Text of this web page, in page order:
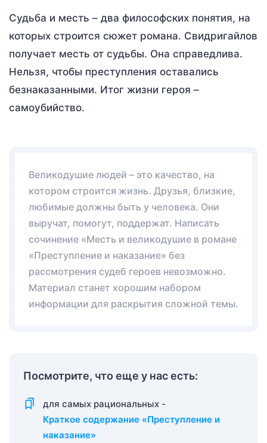
Судьба и месть – два философских понятия, на
которых строится сюжет романа. Свидригайлов
получает месть от судьбы. Она справедлива.
Нельзя, чтобы преступления оставались
безнаказанными. Итог жизни героя –
самоубийство.
Великодушие людей – это качество, на
котором строится жизнь. Друзья, близкие,
любимые должны быть у человека. Они
выручат, помогут, поддержат. Написать
сочинение «Месть и великодушие в романе
«Преступление и наказание» без
рассмотрения судеб героев невозможно.
Материал станет хорошим набором
информации для раскрытия сложной темы.
Посмотрите, что еще у нас есть:
для самых рациональных -
Краткое содержание «Преступление и
наказание»